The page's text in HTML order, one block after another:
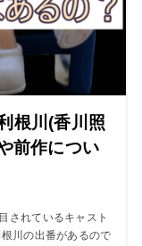
根川(香川照
前作につい
されているキャスト
川の出番があるので